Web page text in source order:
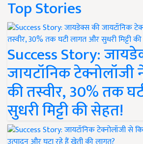
Top Stories
Success Story:
जायटॉनिक
की तस्वीर, 30% तक
सुधरी मिट्टी की सेहत!